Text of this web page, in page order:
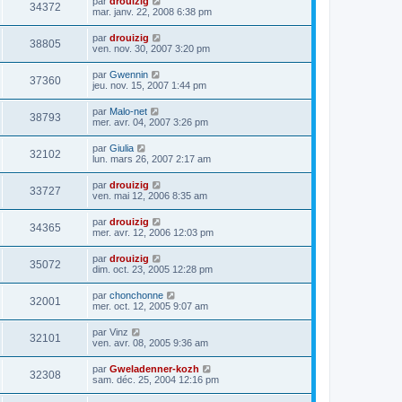
34372
mar. janv. 22, 2008 6:38 pm
38805 par drouizig
ven. nov. 30, 2007 3:20 pm
37360 par Gwennin
jeu. nov. 15, 2007 1:44 pm
38793 par Malo-net
mer. avr. 04, 2007 3:26 pm
32102 par Giulia
lun. mars 26, 2007 2:17 am
33727 par drouizig
ven. mai 12, 2006 8:35 am
34365 par drouizig
mer. avr. 12, 2006 12:03 pm
35072 par drouizig
dim. oct. 23, 2005 12:28 pm
32001 par chonchonne
mer. oct. 12, 2005 9:07 am
32101 par Vinz
ven. avr. 08, 2005 9:36 am
32308 par Gweladenner-kozh
sam. déc. 25, 2004 12:16 pm